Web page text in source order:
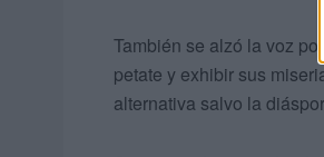
También se alzó la voz
petate y exhibir sus
alternativa salvo la